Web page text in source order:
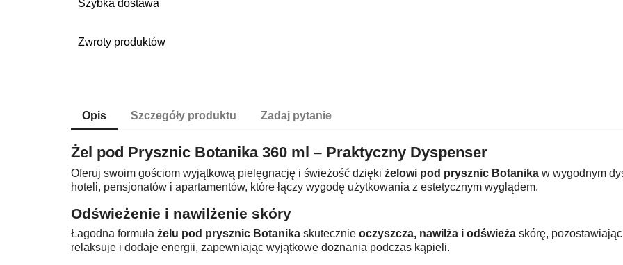
Szybka dostawa
Zwroty produktów
Opis Szczegóły produktu Zadaj pytanie
Żel pod Prysznic Botanika 360 ml – Praktyczny Dyspenser
Oferuj swoim gościom wyjątkową pielęgnację i świeżość dzięki żelowi pod prysznic Botanika w wygodnym
hoteli, pensjonatów i apartamentów, które łączy wygodę użytkowania z estetycznym wyglądem.
Odświeżenie i nawilżenie skóry
Łagodna formuła żelu pod prysznic Botanika skutecznie oczyszcza, nawilża i odświeża skórę,
relaksuje i dodaje energii, zapewniając wyjątkowe doznania podczas kąpieli.